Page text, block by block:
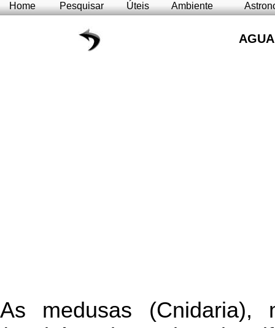
Home Pesquisar Úteis Ambiente
As medusas (Cnidaria),